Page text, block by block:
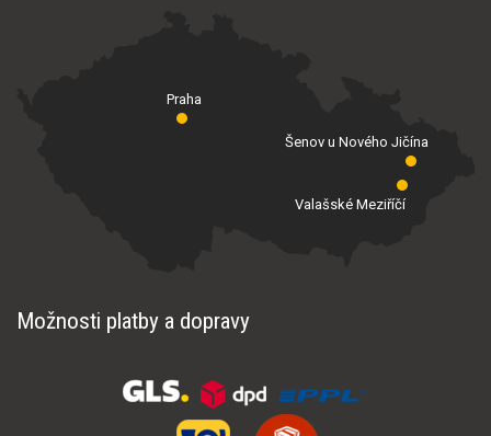
Praha
Valašské Meziříčí
Šenov u Nového Jičína
Možnosti platby a dopravy